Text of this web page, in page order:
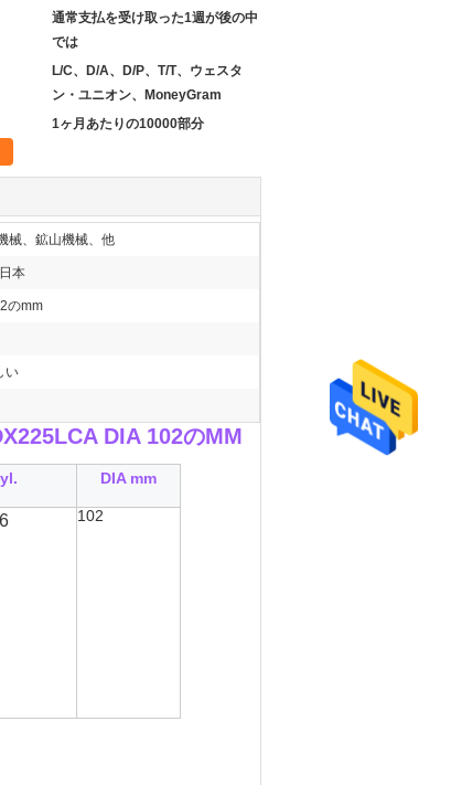
通常支払を受け取った1週が後の中
では
L/C、D/A、D/P、T/T、ウェスタ
ン・ユニオン、MoneyGram
1ヶ月あたりの10000部分
械、鉱山機械、他
本
のmm
い
DIA 102のMM
DIA mm
6 102